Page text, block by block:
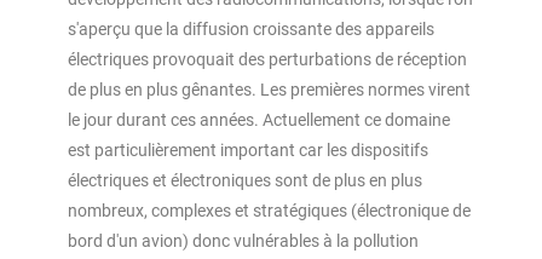
s'aperçu que la diffusion croissante des appareils
électriques provoquait des perturbations de réception
de plus en plus gênantes. Les premières normes virent
le jour durant ces années. Actuellement ce domaine
est particulièrement important car les dispositifs
électriques et électroniques sont de plus en plus
nombreux, complexes et stratégiques (électronique de
bord d'un avion) donc vulnérables à la pollution